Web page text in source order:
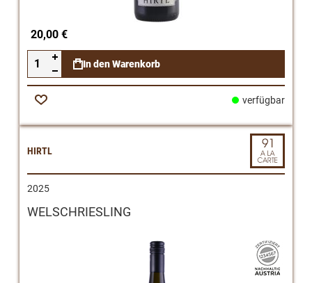
20,00 €
In den Warenkorb
Zur
verfügbar
HIRTL
2025
WELSCHRIESLING